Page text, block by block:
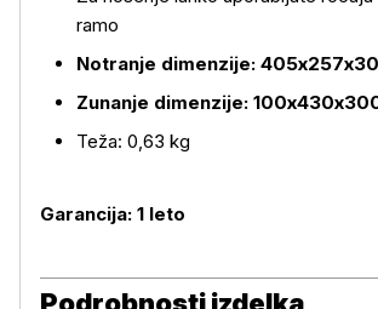
ramo
Notranje dimenzije:
Zunanje dimenzije:
Teža: 0,63 kg
Garancija: 1 leto